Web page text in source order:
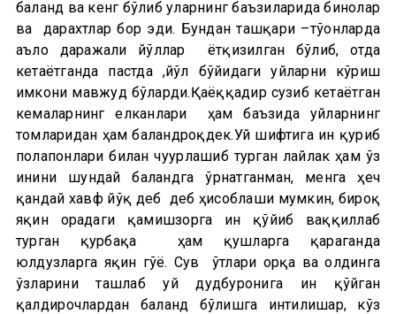
баланд ва кенг бўлиб уларнинг баъзиларида бинолар
ва дарахтлар бор эди. Бундан ташқари –тўғонларда
аъло даражали йўллар ётқизилган бўлиб, отда
кетаётганда пастда ,йўл бўйидаги уйларни кўриш
имкони мавжуд бўларди.Қаёққадир сузиб кетаётган
кемаларнинг елканлари ҳам баъзида уйларнинг
томларидан ҳам баландроқдек.Уй шифтига ин қуриб
полапонлари билан чуғурлашиб турган лайлак ҳам ўз
инини шундай баландга ўрнатганман, менга ҳеч
қандай хавф йўқ деб деб ҳисоблаши мумкин, бироқ
яқин орадаги қамишзорга ин қўйиб ваққиллаб
турган қурбақа ҳам қушларга қараганда
юлдузларга яқин гўё. Сув ўтлари орқа ва олдинга
ўзларини ташлаб уй дудбуронига ин қўйган
қалдирғочлардан баланд бўлишга интилишар, кўз